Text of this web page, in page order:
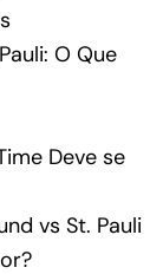
O Que
Deve se
vs St. Pauli